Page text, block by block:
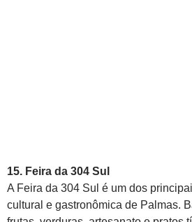
15. Feira da 304 Sul
A Feira da 304 Sul é um dos
cultural e gastronômica de Palmas.